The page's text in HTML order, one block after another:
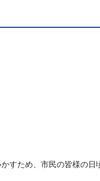
すため、市民の皆様の日